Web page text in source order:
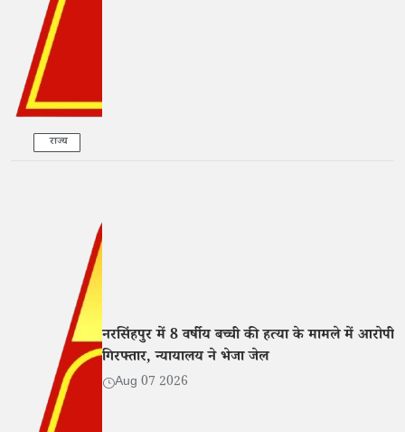
राज्य
नरसिंहपुर में 8 वर्षीय बच्ची की हत्या के मामले में आरोपी
गिरफ्तार, न्यायालय ने भेजा जेल
Aug 07 2026